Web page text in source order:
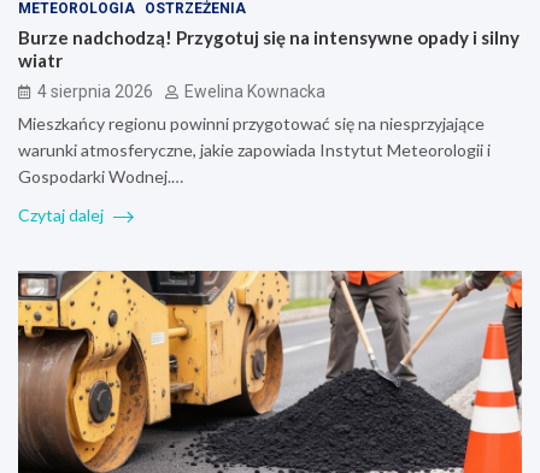
METEOROLOGIA OSTRZEŻENIA
Burze nadchodzą! Przygotuj się na intensywne opady i silny
wiatr
4 sierpnia 2026 Ewelina Kownacka
Mieszkańcy regionu powinni przygotować się na niesprzyjające
warunki atmosferyczne, jakie zapowiada Instytut Meteorologii i
Gospodarki Wodnej.…
Czytaj dalej